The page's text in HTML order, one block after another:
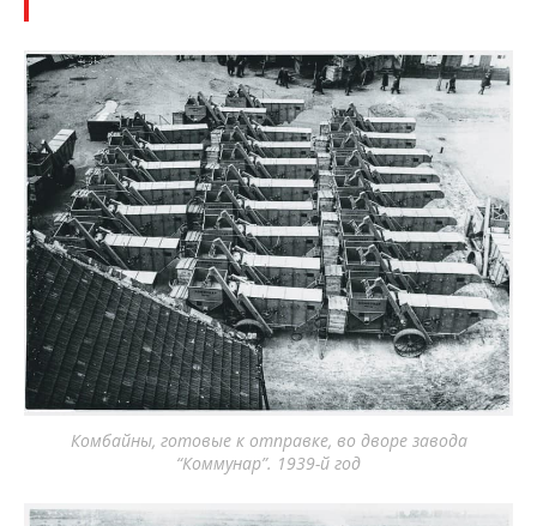
Комбайны, готовые к отправке, во дворе завода
“Коммунар”. 1939-й год